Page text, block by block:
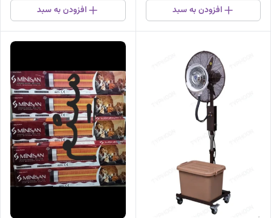
افزودن به سبد افزودن به سبد